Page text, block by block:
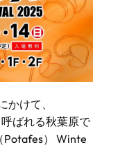
かけて、
ばれる秋葉原で
Potafes） Winte